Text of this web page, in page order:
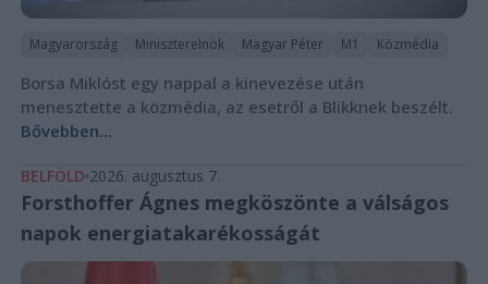
Magyarország Miniszterelnök Magyar Péter M1 Közmédia
Borsa Miklóst egy nappal a kinevezése után
menesztette a közmédia, az esetről a Blikknek beszélt.
Bővebben...
BELFÖLD 2026. augusztus 7.
Forsthoffer Ágnes megköszönte a válságos
napok energiatakarékosságát